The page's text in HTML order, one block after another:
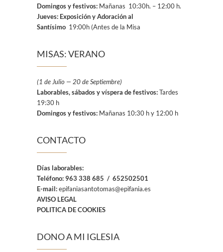
Domingos y festivos: Mañanas 10:30h. – 12:00 h.
Jueves: Exposición y Adoración al
Santísimo 19:00h (Antes de la Misa
MISAS: VERANO
(1 de Julio — 20 de Septiembre)
Laborables, sábados y víspera de festivos:Tardes
19:30 h
Domingos y festivos: Mañanas 10:30 h y 12:00 h
CONTACTO
Días laborables:
Teléfono: 963 338 685 / 652502501
E-mail:epifaniasantotomas@epifania.es
AVISO LEGAL
POLITICA DE COOKIES
DONO A MI IGLESIA